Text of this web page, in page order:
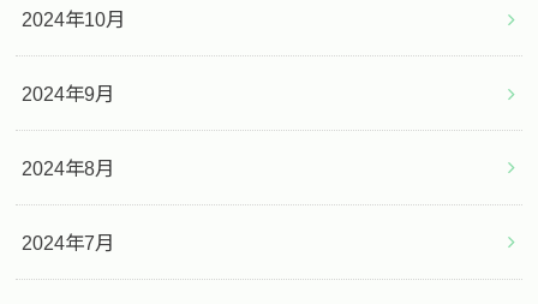
2024年10月
2024年9月
2024年8月
2024年7月